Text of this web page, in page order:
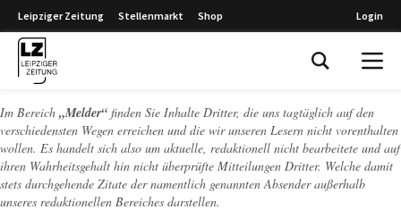
Leipziger Zeitung Stellenmarkt Shop Login
Im Bereich „Melder“ finden Sie Inhalte Dritter, die uns tagtäglich auf den
verschiedensten Wegen erreichen und die wir unseren Lesern nicht vorenthalten
wollen. Es handelt sich also um aktuelle, redaktionell nicht bearbeitete und auf
ihren Wahrheitsgehalt hin nicht überprüfte Mitteilungen Dritter. Welche damit
stets durchgehende Zitate der namentlich genannten Absender außerhalb
unseres redaktionellen Bereiches darstellen.